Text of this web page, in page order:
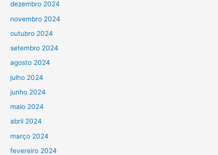
dezembro 2024
novembro 2024
outubro 2024
setembro 2024
agosto 2024
julho 2024
junho 2024
maio 2024
abril 2024
março 2024
fevereiro 2024